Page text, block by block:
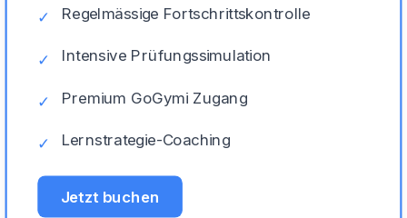
✓ Regelmässige Fortschrittskontrolle
✓ Intensive Prüfungssimulation
✓ Premium GoGymi Zugang
✓ Lernstrategie-Coaching
Jetzt buchen